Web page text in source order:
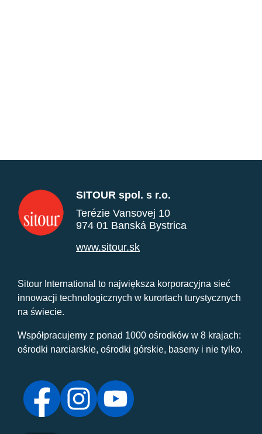
SITOUR spol. s r.o.
Terézie Vansovej 10
974 01 Banská Bystrica
www.sitour.sk
Sitour International to największa korporacyjna sieć
innowacji technologicznych w kurortach turystycznych
na świecie.
Współpracujemy z ponad 1000 ośrodków w 8 krajach:
ośrodki narciarskie, ośrodki górskie, baseny i nie tylko.